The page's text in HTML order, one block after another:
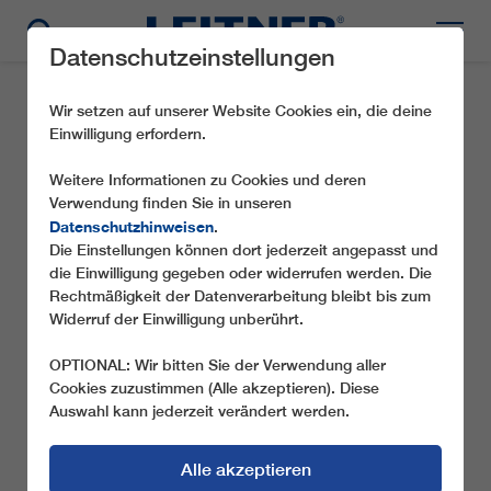
Datenschutzeinstellungen
Wir setzen auf unserer Website Cookies ein, die deine
Einwilligung erfordern.
Weitere Informationen zu Cookies und deren
Verwendung finden Sie in unseren
Datenschutzhinweisen.
Die Einstellungen können dort jederzeit angepasst und
die Einwilligung gegeben oder widerrufen werden. Die
Rechtmäßigkeit der Datenverarbeitung bleibt bis zum
Widerruf der Einwilligung unberührt.
OPTIONAL: Wir bitten Sie der Verwendung aller
Cookies zuzustimmen (Alle akzeptieren). Diese
Auswahl kann jederzeit verändert werden.
Alle akzeptieren